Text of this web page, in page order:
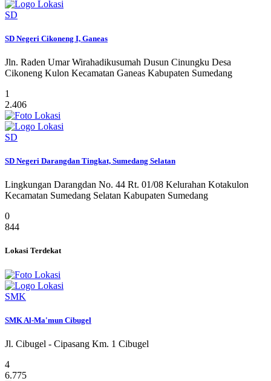
SD
SD Negeri Cikoneng I, Ganeas
Jln. Raden Umar Wirahadikusumah Dusun Cinungku Desa
Cikoneng Kulon Kecamatan Ganeas Kabupaten Sumedang
1
2.406
SD
SD Negeri Darangdan Tingkat, Sumedang Selatan
Lingkungan Darangdan No. 44 Rt. 01/08 Kelurahan Kotakulon
Kecamatan Sumedang Selatan Kabupaten Sumedang
0
844
Lokasi Terdekat
SMK
SMK Al-Ma'mun Cibugel
Jl. Cibugel - Cipasang Km. 1 Cibugel
4
6.775